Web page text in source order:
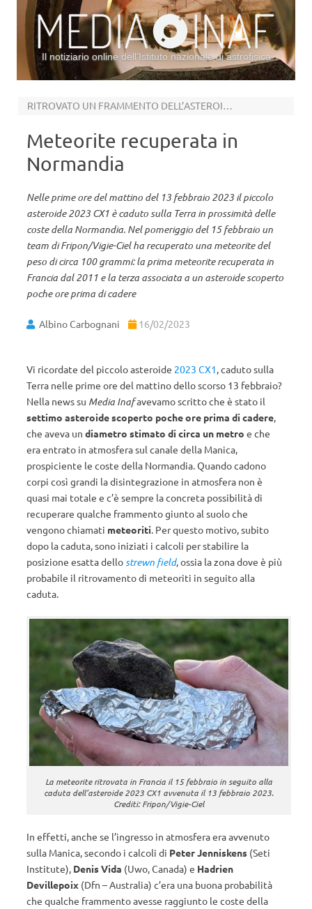
Il notiziario online dell’Istituto nazionale di astrofisica
RITROVATO UN FRAMMENTO DELL’ASTEROIDE 2023 CX1
Meteorite recuperata in
Normandia
Nelle prime ore del mattino del 13 febbraio 2023 il piccolo
asteroide 2023 CX1 è caduto sulla Terra in prossimità delle
coste della Normandia. Nel pomeriggio del 15 febbraio un
team di Fripon/Vigie-Ciel ha recuperato una meteorite del
peso di circa 100 grammi: la prima meteorite recuperata in
Francia dal 2011 e la terza associata a un asteroide scoperto
poche ore prima di cadere
Albino Carbognani 16/02/2023
Vi ricordate del piccolo asteroide 2023 CX1, caduto sulla
Terra nelle prime ore del mattino dello scorso 13 febbraio?
Nella news su Media Inafavevamo scritto che è stato il
settimo asteroide scoperto poche ore prima di cadere,
che aveva un diametro stimato di circa un metro e che
era entrato in atmosfera sul canale della Manica,
prospiciente le coste della Normandia. Quando cadono
corpi così grandi la disintegrazione in atmosfera non è
quasi mai totale e c’è sempre la concreta possibilità di
recuperare qualche frammento giunto al suolo che
vengono chiamati meteoriti. Per questo motivo, subito
dopo la caduta, sono iniziati i calcoli per stabilire la
posizione esatta dellostrewn field, ossia la zona dove è più
probabile il ritrovamento di meteoriti in seguito alla
caduta.
La meteorite ritrovata in Francia il 15 febbraio in seguito alla
caduta dell’asteroide 2023 CX1 avvenuta il 13 febbraio 2023.
Crediti: Fripon/Vigie-Ciel
In effetti, anche se l’ingresso in atmosfera era avvenuto
sulla Manica, secondo i calcoli di Peter Jenniskens (Seti
Institute), Denis Vida (Uwo, Canada) e Hadrien
Devillepoix (Dfn – Australia) c’era una buona probabilità
che qualche frammento avesse raggiunto le coste della